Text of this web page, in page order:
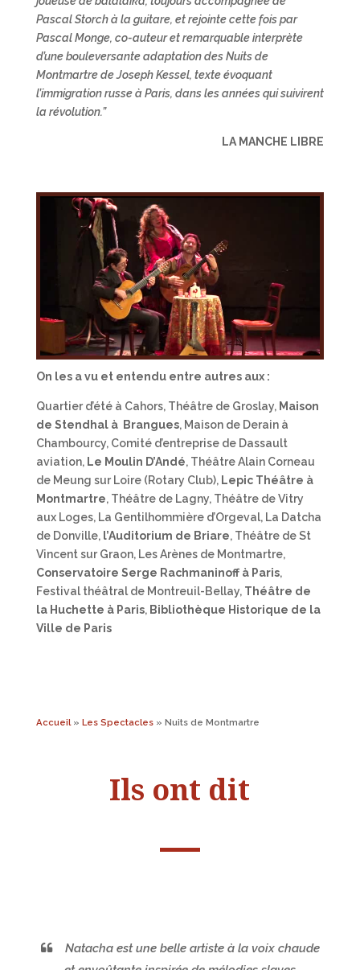
Pascal Storch à la guitare, et rejointe cette fois par
Pascal Monge, co-auteur et remarquable interprète
d’une bouleversante adaptation des Nuits de
Montmartre de Joseph Kessel, texte évoquant
l’immigration russe à Paris, dans les années qui suivirent
la révolution.”
LA MANCHE LIBRE
On les a vu et entendu entre autres aux :
Quartier d’été à Cahors, Théâtre de Groslay, Maison
de Stendhal à Brangues, Maison de Derain à
Chambourcy, Comité d’entreprise de Dassault
aviation, Le Moulin D’Andé, Théâtre Alain Corneau
de Meung sur Loire (Rotary Club), Lepic Théâtre à
Montmartre, Théâtre de Lagny, Théâtre de Vitry
aux Loges, La Gentilhommière d’Orgeval, La Datcha
de Donville, l’Auditorium de Briare, Théâtre de St
Vincent sur Graon, Les Arènes de Montmartre,
Conservatoire Serge Rachmaninoff à Paris,
Festival théâtral de Montreuil-Bellay, Théâtre de
la Huchette à Paris, Bibliothèque Historique de la
Ville de Paris
Accueil» Les Spectacles» Nuits de Montmartre
Ils ont dit
Natacha est une belle artiste à la voix chaude